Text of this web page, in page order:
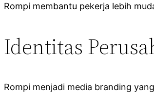
Rompi membantu pekerja lebih
Identitas
Rompi menjadi media branding